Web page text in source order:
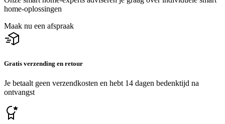
home-oplossingen
Maak nu een afspraak
Gratis verzending en retour
Je betaalt geen verzendkosten en hebt 14 dagen bedenktijd na
ontvangst